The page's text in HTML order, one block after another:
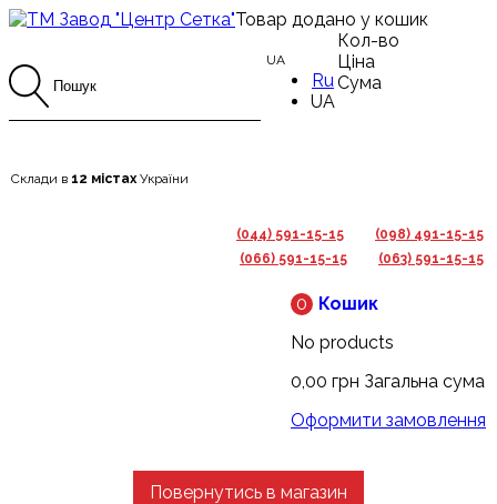
UA
Ru
UA
Склади в 12 містах України
(044) 591-15-15
(098) 491-15-15
(066) 591-15-15
(063) 591-15-15
Кошик
0
No products
0,00 грн Загальна сума
Оформити замовлення
Товар додано у кошик
Кол-во
Ціна
Сума
Повернутись в магазин